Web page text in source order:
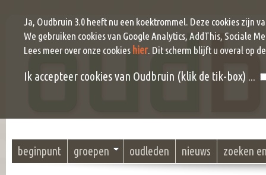
beginpunt groepen oudleden nieuws zoeken
Ja, Oudbruin 3.0 heeft nu een koektrommel. Deze cookies zijn
We gebruiken cookies van Google Analytics, AddThis, Sociale
Lees meer over onze cookies hier. Dit scherm blijft u overal op
Ik accepteer cookies van Oudbruin (klik de tik-box) ...